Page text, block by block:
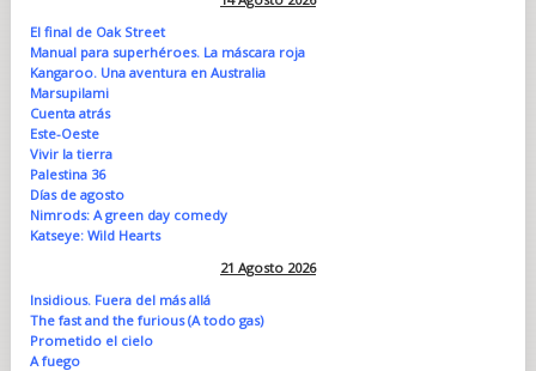
El final de Oak Street
Manual para superhéroes. La máscara roja
Kangaroo. Una aventura en Australia
Marsupilami
Cuenta atrás
Este-Oeste
Vivir la tierra
Palestina 36
Días de agosto
Nimrods: A green day comedy
Katseye: Wild Hearts
21 Agosto 2026
Insidious. Fuera del más allá
The fast and the furious (A todo gas)
Prometido el cielo
A fuego